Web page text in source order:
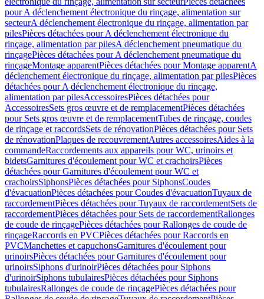
pour A déclenchement électronique du rinçage, alimentation sur
secteurA déclenchement électronique du rinçage, alimentation par
pilesPièces détachées pour A déclenchement électronique du
rinçage, alimentation par pilesA déclenchement pneumatique du
rinçagePièces détachées pour A déclenchement pneumatique du
rinçageMontage apparentPièces détachées pour Montage apparentA
déclenchement électronique du rinçage, alimentation par pilesPièces
détachées pour A déclenchement électronique du rinçage,
alimentation par pilesAccessoiresPièces détachées pour
AccessoiresSets gros œuvre et de remplacementPièces détachées
pour Sets gros œuvre et de remplacementTubes de rinçage, coudes
de rinçage et raccordsSets de rénovationPièces détachées pour Sets
de rénovationPlaques de recouvrementAutres accessoiresAides à la
commandeRaccordements aux appareils pour WC, urinoirs et
bidetsGarnitures d'écoulement pour WC et crachoirsPièces
détachées pour Garnitures d'écoulement pour WC et
crachoirsSiphonsPièces détachées pour SiphonsCoudes
d'évacuationPièces détachées pour Coudes d'évacuationTuyaux de
raccordementPièces détachées pour Tuyaux de raccordementSets de
raccordementPièces détachées pour Sets de raccordementRallonges
de coude de rinçagePièces détachées pour Rallonges de coude de
rinçageRaccords en PVCPièces détachées pour Raccords en
PVCManchettes et capuchonsGarnitures d'écoulement pour
urinoirsPièces détachées pour Garnitures d'écoulement pour
urinoirsSiphons d'urinoirPièces détachées pour Siphons
d'urinoirSiphons tubulairesPièces détachées pour Siphons
tubulairesRallonges de coude de rinçagePièces détachées pour